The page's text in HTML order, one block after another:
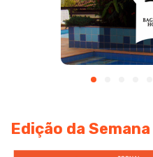
Edição da Semana